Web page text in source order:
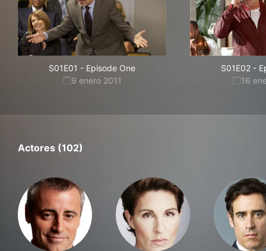
S01E01 - Episode One
9 enero 2011
S01E02-
16
Actores (102)